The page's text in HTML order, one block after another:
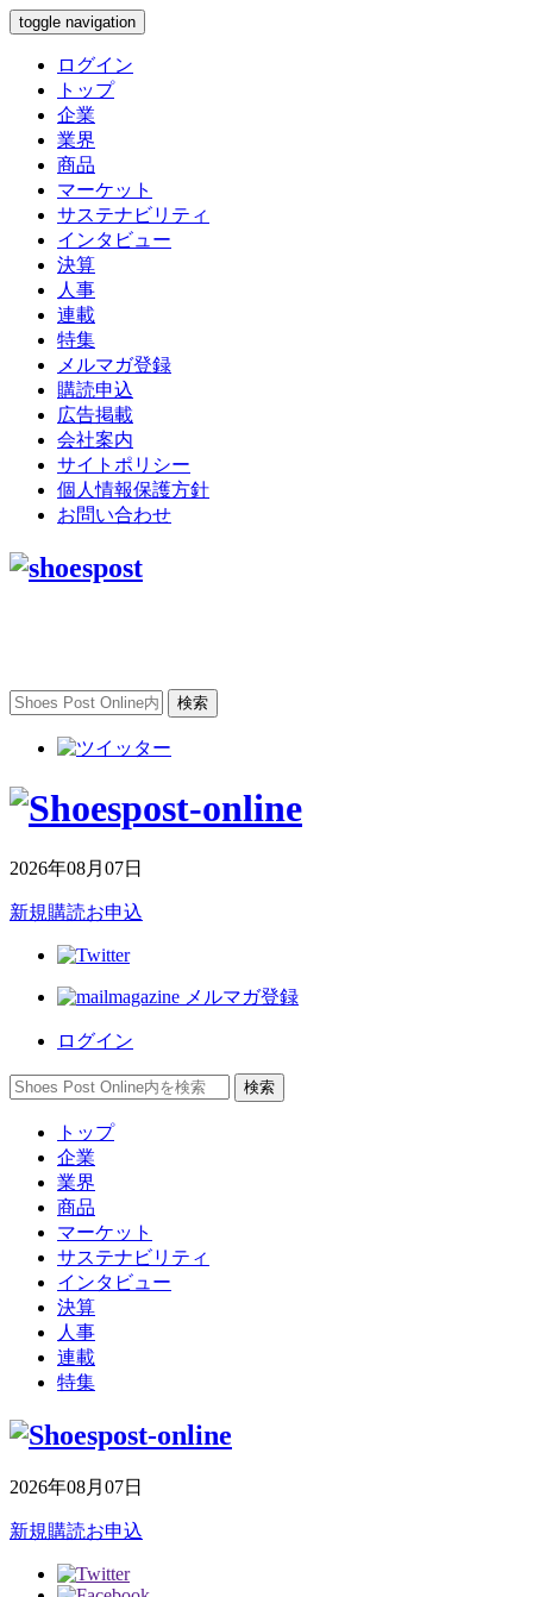
toggle navigation
ログイン
トップ
企業
業界
商品
マーケット
サステナビリティ
インタビュー
決算
人事
連載
特集
メルマガ登録
購読申込
広告掲載
会社案内
サイトポリシー
個人情報保護方針
お問い合わせ
2026年08月07日
新規購読お申込
メルマガ登録
ログイン
トップ
企業
業界
商品
マーケット
サステナビリティ
インタビュー
決算
人事
連載
特集
2026年08月07日
新規購読お申込